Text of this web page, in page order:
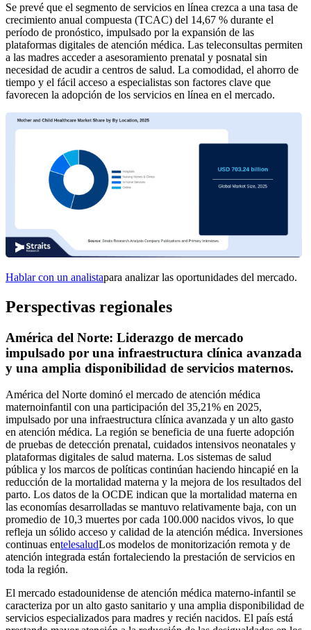
Se prevé que el segmento de servicios en línea crezca a una tasa de
crecimiento anual compuesta (TCAC) del 14,67 % durante el
período de pronóstico, impulsado por la expansión de las
plataformas digitales de atención médica. Las teleconsultas permiten
a las madres acceder a asesoramiento prenatal y posnatal sin
necesidad de acudir a centros de salud. La comodidad, el ahorro de
tiempo y el fácil acceso a especialistas son factores clave que
favorecen la adopción de los servicios en línea en el mercado.
Hablar con un analistapara analizar las oportunidades del mercado.
Perspectivas regionales
América del Norte: Liderazgo de mercado
impulsado por una infraestructura clínica avanzada
y una amplia disponibilidad de servicios maternos.
América del Norte dominó el mercado de atención médica
maternoinfantil con una participación del 35,21% en 2025,
impulsado por una infraestructura clínica avanzada y un alto gasto
en atención médica. La región se beneficia de una fuerte adopción
de pruebas de detección prenatal, cuidados intensivos neonatales y
plataformas digitales de salud materna. Los sistemas de salud
pública y los marcos de políticas continúan haciendo hincapié en la
reducción de la mortalidad materna y la mejora de los resultados del
parto. Los datos de la OCDE indican que la mortalidad materna en
las economías desarrolladas se mantuvo relativamente baja, con un
promedio de 10,3 muertes por cada 100.000 nacidos vivos, lo que
refleja un sólido acceso y calidad de la atención médica. Inversiones
continuas entelesaludLos modelos de monitorización remota y de
atención integrada están fortaleciendo la prestación de servicios en
toda la región.
El mercado estadounidense de atención médica materno-infantil se
caracteriza por un alto gasto sanitario y una amplia disponibilidad de
servicios especializados para madres y recién nacidos. El país está